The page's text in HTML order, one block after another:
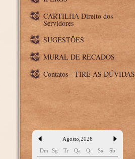
CARTILHA Direito dos
Servidores
SUGESTÕES
MURAL DE RECADOS
Contatos - TIRE AS DÚVIDAS
Agosto 2026
Dm
Sg Tr Qa Qi Sx
Sb